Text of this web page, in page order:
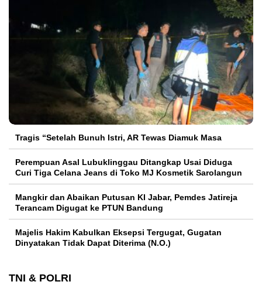
Tragis “Setelah Bunuh Istri, AR Tewas Diamuk Masa
Perempuan Asal Lubuklinggau Ditangkap Usai Diduga
Curi Tiga Celana Jeans di Toko MJ Kosmetik Sarolangun
Mangkir dan Abaikan Putusan KI Jabar, Pemdes Jatireja
Terancam Digugat ke PTUN Bandung
Majelis Hakim Kabulkan Eksepsi Tergugat, Gugatan
Dinyatakan Tidak Dapat Diterima (N.O.)
TNI & POLRI